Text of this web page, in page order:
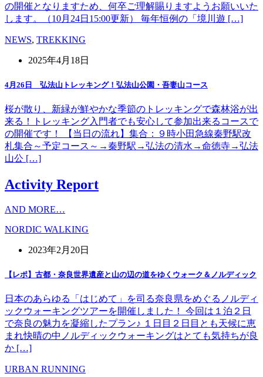
の開催となりますため、何卒ご理解賜りますようお願いいた
します。（10月24日15:00更新） 毎年恒例の「境川遊 […]
NEWS, TREKKING
2025年4月18日
4月26日 弘法山トレッキング！弘法山公園・吾妻山コース
桜が散り、新緑が鮮やかな季節のトレッキングで森林浴が出
来る！トレッキング入門者でも安心して参加出来るコースで
の開催です！ 【当日の流れ】集合：９時小田急線秦野駅改
札集合～予定コース～→秦野駅→弘法の清水→命徳寺→弘法
山公 […]
Activity Report
AND MORE…
NORDIC WALKING
2023年2月20日
【レポ】古都・奈良世界遺産と山の辺の道をゆくウォーク＆ノルディック
日本のあらゆる「はじめて」を司る奈良県をめぐるノルディ
ックウォーキングツアーを開催しました！ 今回は１泊２日
で奈良の魅力を凝縮したプラン♪ １日目２日目とも天候に恵
まれ快晴の中ノルディックウォーキングはとても気持ちが良
か […]
URBAN RUNNING